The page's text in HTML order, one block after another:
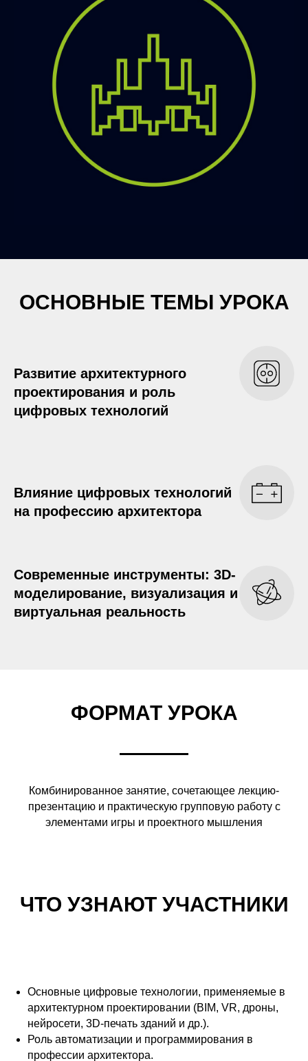
ОСНОВНЫЕ ТЕМЫ УРОКА
Развитие архитектурного
проектирования и роль
цифровых технологий
Влияние цифровых технологий
на профессию архитектора
Современные инструменты: 3D-
моделирование, визуализация и
виртуальная реальность
ФОРМАТ УРОКА
Комбинированное занятие, сочетающее лекцию-
презентацию и практическую групповую работу с
элементами игры и проектного мышления
ЧТО УЗНАЮТ УЧАСТНИКИ
Основные цифровые технологии, применяемые в
архитектурном проектировании (BIM, VR, дроны,
нейросети, 3D-печать зданий и др.).
Роль автоматизации и программирования в
профессии архитектора.